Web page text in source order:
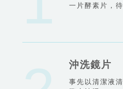
一片酵素片，
沖洗鏡片
事先以清潔液